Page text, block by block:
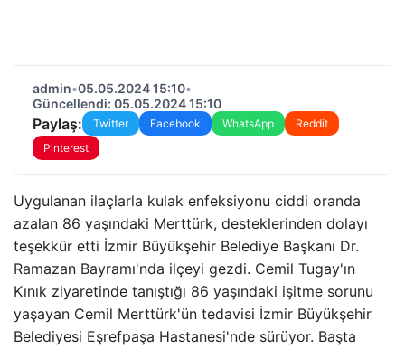
admin•05.05.2024 15:10•
Güncellendi: 05.05.2024 15:10
Paylaş: Twitter Facebook WhatsApp
Reddit
Pinterest
Uygulanan ilaçlarla kulak enfeksiyonu ciddi oranda
azalan 86 yaşındaki Merttürk, desteklerinden dolayı
teşekkür etti İzmir Büyükşehir Belediye Başkanı Dr.
Ramazan Bayramı'nda ilçeyi gezdi. Cemil Tugay'ın
Kınık ziyaretinde tanıştığı 86 yaşındaki işitme sorunu
yaşayan Cemil Merttürk'ün tedavisi İzmir Büyükşehir
Belediyesi Eşrefpaşa Hastanesi'nde sürüyor. Başta